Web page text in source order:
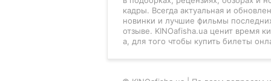
кадры. Всегда актуальная и
новинки и лучшие фильмы
отзыве. KINOafisha.ua ценит время
а, для того чтобы купить билеты